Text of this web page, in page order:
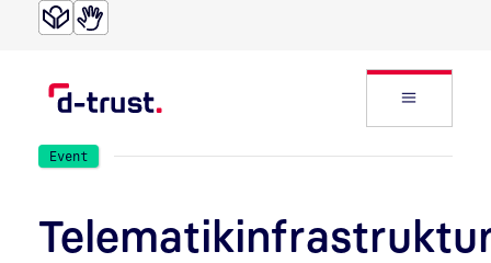
Direkt zur Suche
Direkt zum Inhalt
Event